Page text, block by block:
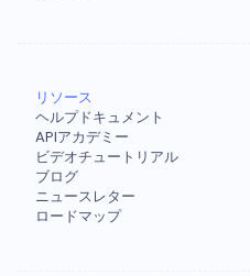
リソース
ヘルプドキュメント
APIアカデミー
ビデオチュートリアル
ブログ
ニュースレター
ロードマップ